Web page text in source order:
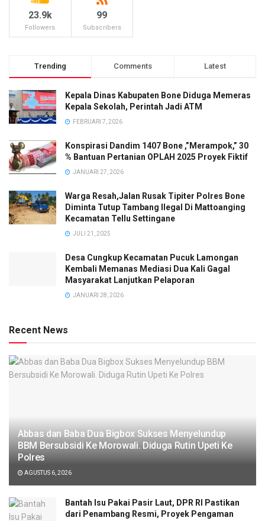
23.9k
Followers
99
Subscribers
Trending Comments Latest
Kepala Dinas Kabupaten Bone Diduga Memeras
Kepala Sekolah, Perintah Jadi ATM
FEBRUARI 7, 2026
Konspirasi Dandim 1407 Bone ,”Merampok,” 30
% Bantuan Pertanian OPLAH 2025 Proyek Fiktif
JANUARI 27, 2026
Warga Resah,Jalan Rusak Tipiter Polres Bone
Diminta Tutup Tambang Ilegal Di Mattoanging
Kecamatan Tellu Settingane
JULI 21, 2025
Desa Cungkup Kecamatan Pucuk Lamongan
Kembali Memanas Mediasi Dua Kali Gagal
Masyarakat Lanjutkan Pelaporan
JANUARI 28, 2026
Recent News
Abbas dan Baba Dua Bigbox Sukses Menyelundup
BBM Bersubsidi Ke Morowali. Diduga Rutin Upeti Ke
Polres
AGUSTUS 6, 2026
Bantah Isu Pakai Pasir Laut, DPR RI Pastikan
dari Penambang Resmi, Proyek Pengaman